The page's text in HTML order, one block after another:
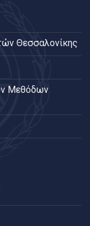
Θεσσαλονίκης
Μεθόδων